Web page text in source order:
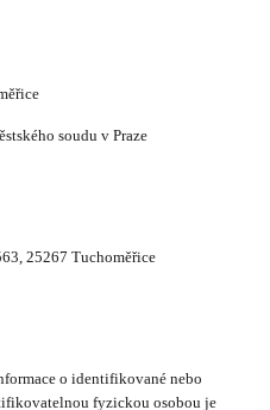
soudu v Praze
25267 Tuchoměřice
o identifikované nebo
fyzickou osobou je